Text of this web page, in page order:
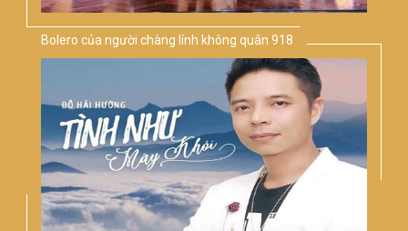
Bolero của người chàng lính không quân 918